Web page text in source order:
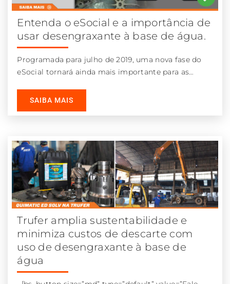
Entenda o eSocial e a importância de
usar desengraxante à base de água.
Programada para julho de 2019, uma nova fase do
eSocial tornará ainda mais importante para as
SAIBA MAIS
Trufer amplia sustentabilidade e
minimiza custos de descarte com
uso de desengraxante à base de
água